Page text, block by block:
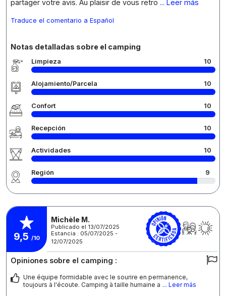
partager votre avis. Au plaisir de vous retro ... Leer más
Traduce el comentario a Español
Notas detalladas sobre el camping
Limpieza 10
Alojamiento/Parcela 10
Confort 10
Recepción 10
Actividades 10
Región 9
9,5 /10
Michèle M.
Publicado el 13/07/2025
Estancia : 05/07/2025 -
12/07/2025
Opiniones sobre el camping :
Une équipe formidable avec le sourire en permanence,
toujours à l'écoute. Camping à taille humaine a ... Leer más